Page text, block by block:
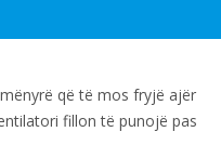
që të mos fryjë ajër
fillon të punojë pas